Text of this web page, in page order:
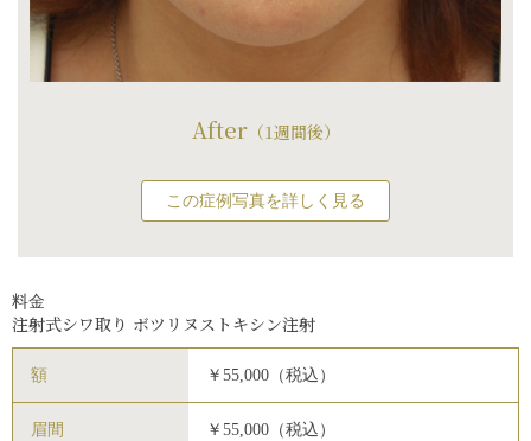
After（1週間後）
この症例写真を詳しく見る
料金
注射式シワ取り ボツリヌストキシン注射
額 ￥55,000（税込）
眉間 ￥55,000（税込）